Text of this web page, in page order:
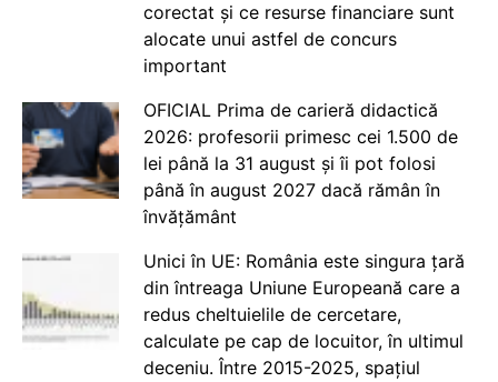
corectat și ce resurse financiare sunt
alocate unui astfel de concurs
important
OFICIAL Prima de carieră didactică
2026: profesorii primesc cei 1.500 de
lei până la 31 august și îi pot folosi
până în august 2027 dacă rămân în
învățământ
Unici în UE: România este singura țară
din întreaga Uniune Europeană care a
redus cheltuielile de cercetare,
calculate pe cap de locuitor, în ultimul
deceniu. Între 2015-2025, spațiul